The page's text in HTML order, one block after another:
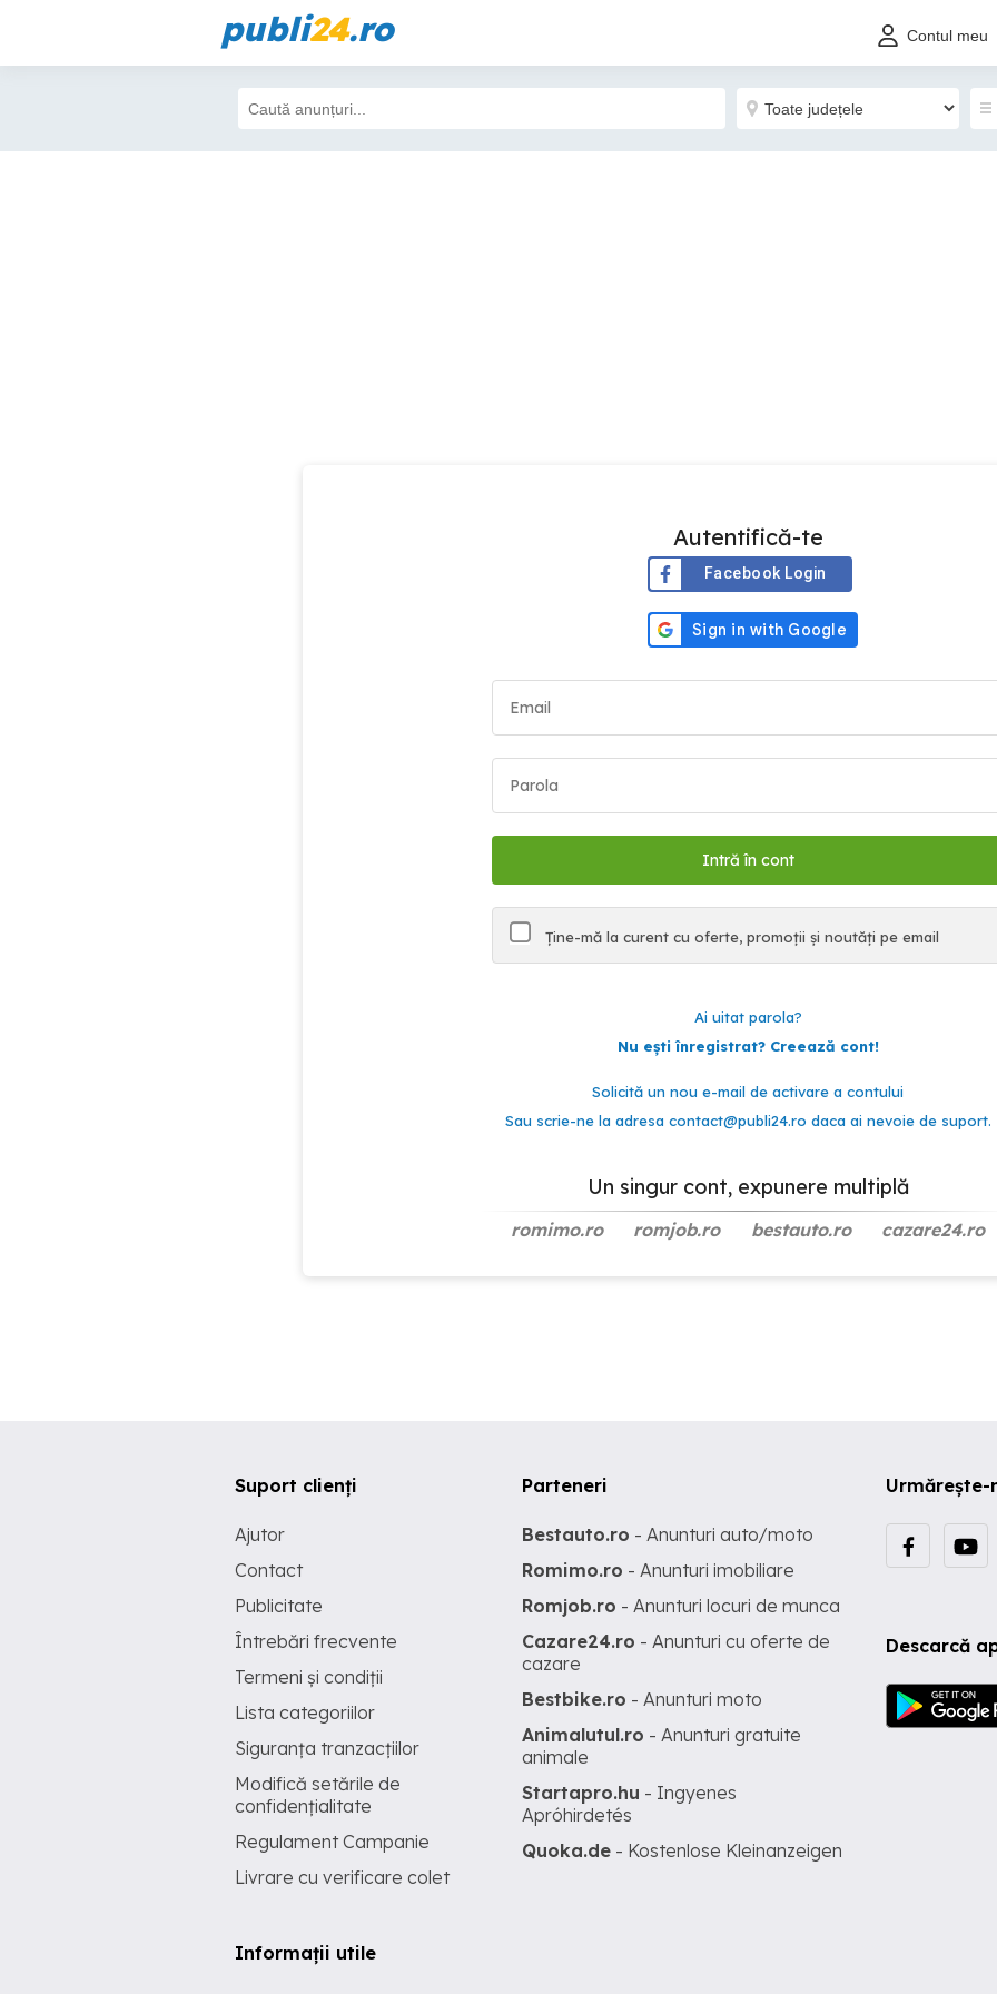
publi24.ro Contul meu
Autentifică-te
Facebook Login
Ține-mă la curent cu oferte, promoții și noutăți pe email
Ai uitat parola?
Nu ești înregistrat? Creează cont!
Solicită un nou e-mail de activare a contului
Sau scrie-ne la adresa contact@publi24.ro daca ai nevoie de suport.
Un singur cont, expunere multiplă
romimo.ro romjob.ro bestauto.ro cazare24.ro
Urmărește-
Descarcă
Suport clienți
Ajutor
Contact
Publicitate
Întrebări frecvente
Termeni și condiții
Lista categoriilor
Siguranța tranzacțiilor
Modifică setările de
confidențialitate
Regulament Campanie
Livrare cu verificare colet
Informații utile
Parteneri
Bestauto.ro - Anunturi auto/moto
Romimo.ro - Anunturi imobiliare
Romjob.ro - Anunturi locuri de munca
Cazare24.ro - Anunturi cu oferte de
cazare
Bestbike.ro - Anunturi moto
Animalutul.ro - Anunturi gratuite
animale
Startapro.hu - Ingyenes
Apróhirdetés
Quoka.de - Kostenlose Kleinanzeigen